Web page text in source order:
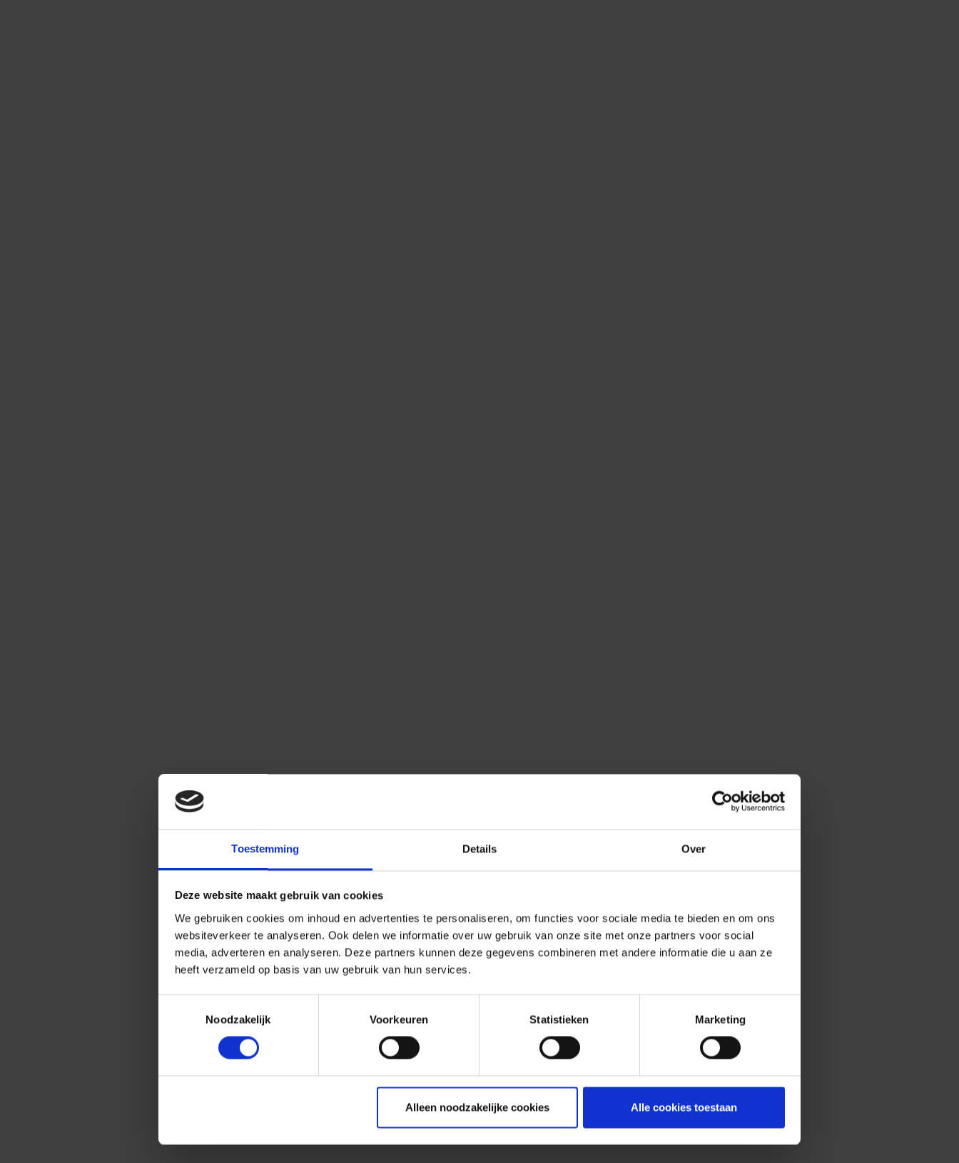
Toestemming Details Over
Deze website maakt gebruik van cookies
We gebruiken cookies om inhoud en advertenties te personaliseren, om functies voor sociale media te bieden en om ons
websiteverkeer te analyseren. Ook delen we informatie over uw gebruik van onze site met onze partners voor social
media, adverteren en analyseren. Deze partners kunnen deze gegevens combineren met andere informatie die u aan ze
heeft verzameld op basis van uw gebruik van hun services.
Noodzakelijk
Voorkeuren Statistieken Marketing
Alleen noodzakelijke cookies Alle cookies toestaan